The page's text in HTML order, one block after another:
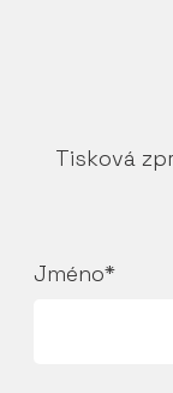
Tisková
Jméno*